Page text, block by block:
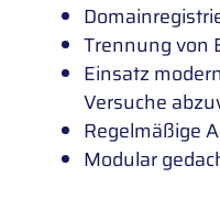
Trennung von
Einsatz
Versuche
Regelmäßige
Modular